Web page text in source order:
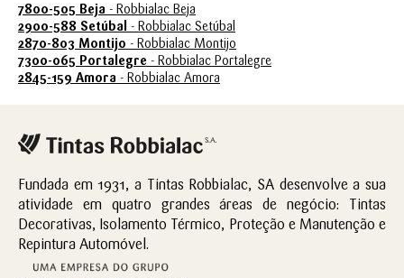
7800-505 Beja - Robbialac Beja
2900-588 Setúbal - Robbialac Setúbal
2870-803 Montijo - Robbialac Montijo
7300-065 Portalegre - Robbialac Portalegre
2845-159 Amora - Robbialac Amora
Fundada em 1931, a Tintas Robbialac, SA desenvolve a sua
atividade em quatro grandes áreas de negócio: Tintas
Decorativas, Isolamento Térmico, Proteção e Manutenção e
Repintura Automóvel.